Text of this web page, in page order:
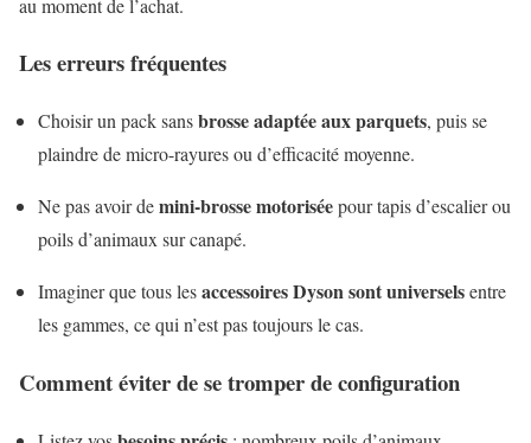
Les erreurs fréquentes
Choisir un pack sansbrosse adaptée aux parquets, puis se
plaindre de micro-rayures ou d’efficacité moyenne.
Ne pas avoir demini-brosse motoriséepour tapis d’escalier ou
poils d’animaux sur canapé.
Imaginer que tous lesaccessoires Dyson sont universelsentre
les gammes, ce qui n’est pas toujours le cas.
Comment éviter de se tromper de configuration